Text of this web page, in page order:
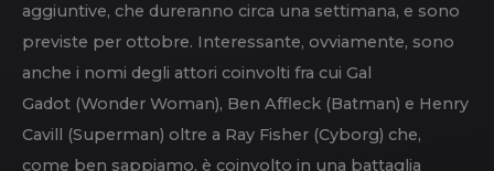
aggiuntive, che dureranno circa una settimana, e sono
previste per ottobre. Interessante, ovviamente, sono
anche i nomi degli attori coinvolti fra cui Gal
Gadot (Wonder Woman), Ben Affleck (Batman) e Henry
Cavill (Superman) oltre a Ray Fisher (Cyborg) che,
come ben sappiamo, è coinvolto in una battaglia